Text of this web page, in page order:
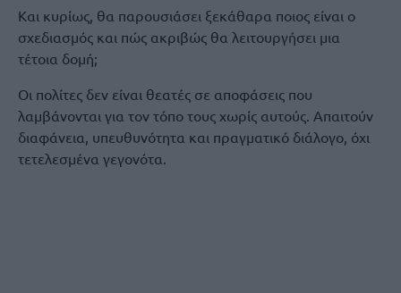
Και κυρίως, θα παρουσιάσει ξεκάθαρα ποιος είναι ο
σχεδιασμός και πώς ακριβώς θα λειτουργήσει μια
τέτοια δομή;
Οι πολίτες δεν είναι θεατές σε αποφάσεις που
λαμβάνονται για τον τόπο τους χωρίς αυτούς. Απαιτούν
διαφάνεια, υπευθυνότητα και πραγματικό διάλογο, όχι
τετελεσμένα γεγονότα.